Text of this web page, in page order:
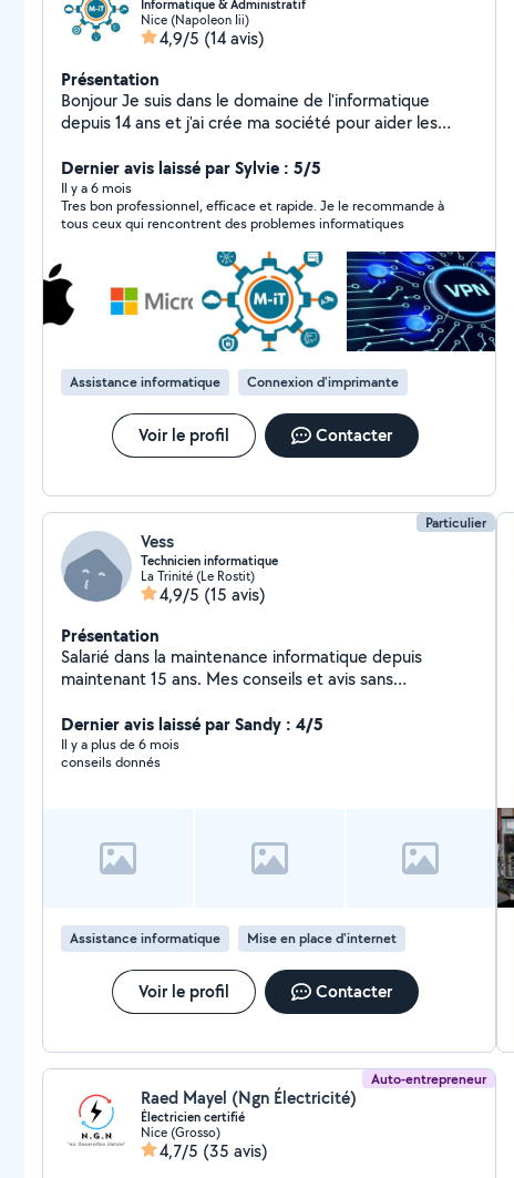
Informatique & Administratif
Nice (Napoleon Iii)
4,9/5 (14 avis)
Présentation
Bonjour Je suis dans le domaine de l'informatique
depuis 14 ans et j'ai crée ma société pour aider les
différentes prestations que je peux réaliser pour vous :
-> Mise en place de logiciel ERP/CRM -Formation sur de
la bureautique -Création et paramétrage et ordinateur
-Création site internet -Sécurité informatique -Gestion
réseaux -Intelligence Artificielle -> Nettoyage &
entretien (j'ai en gestion un airbnb depuis 2 ans)
Ménage, entrée, sortie, gestion événements,
Nettoyage chez particuliers -> Administratif et
Comptabilité Administratif, Gestion du budget, Aide à
la facturation pour entreprise,
Dernier avis laissé par Sylvie : 5/5
Il y a 6 mois
Tres bon professionnel, efficace et rapide. Je le recommande à
tous ceux qui rencontrent des problemes informatiques
Assistance informatique Connexion d'imprimante
Voir le profil Contacter
Particulier
Vess
Technicien informatique
La Trinité (Le Rostit)
4,9/5 (15 avis)
Présentation
Salarié dans la maintenance informatique depuis
maintenant 15 ans. Mes conseils et avis sans
:)
Dernier avis laissé par Sandy : 4/5
Il y a plus de 6 mois
conseils donnés
Assistance informatique Mise en place d'internet
Voir le profil Contacter
Auto-entrepreneur
Raed Mayel (Ngn Électricité)
Électricien certifié
Nice (Grosso)
4,7/5 (35 avis)